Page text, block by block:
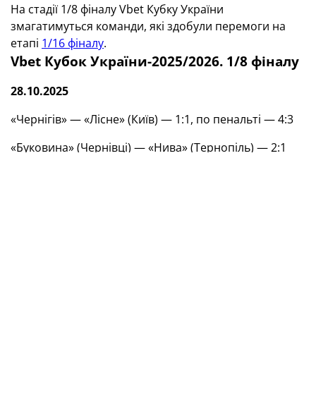
На стадії 1/8 фіналу Vbet Кубку України
змагатимуться команди, які здобули перемоги на
етапі 1/16 фіналу.
Vbet Кубок України-2025/2026. 1/8 фіналу
28.10.2025
«Чернігів» — «Лісне» (Київ) — 1:1, по пенальті — 4:3
«Буковина» (Чернівці) — «Нива» (Тернопіль) — 2:1